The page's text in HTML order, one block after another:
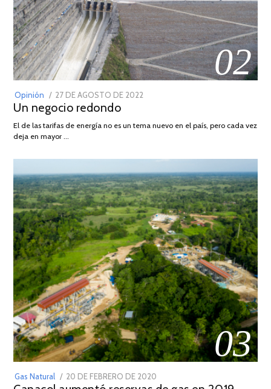
02
Opinión
POSTED
ON
27 DE AGOSTO DE 2022
DE
Un negocio redondo
El de las tarifas de energía no es un tema nuevo en el país, pero cada vez
deja en mayor …
03
Gas Natural
POSTED
20 DE FEBRERO DE 2020